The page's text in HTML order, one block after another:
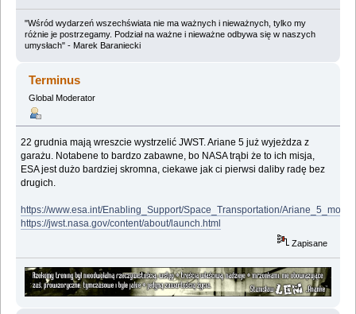
"Wśród wydarzeń wszechświata nie ma ważnych i nieważnych, tylko my
różnie je postrzegamy. Podział na ważne i nieważne odbywa się w naszych
umysłach" - Marek Baraniecki
Terminus
Global Moderator
22 grudnia mają wreszcie wystrzelić JWST. Ariane 5 już wyjeżdza z
garażu. Notabene to bardzo zabawne, bo NASA trąbi że to ich misja,
ESA jest dużo bardziej skromna, ciekawe jak ci pierwsi daliby radę bez
drugich.
https://www.esa.int/Enabling_Support/Space_Transportation/
https://jwst.nasa.gov/content/about/launch.html
Zapisane